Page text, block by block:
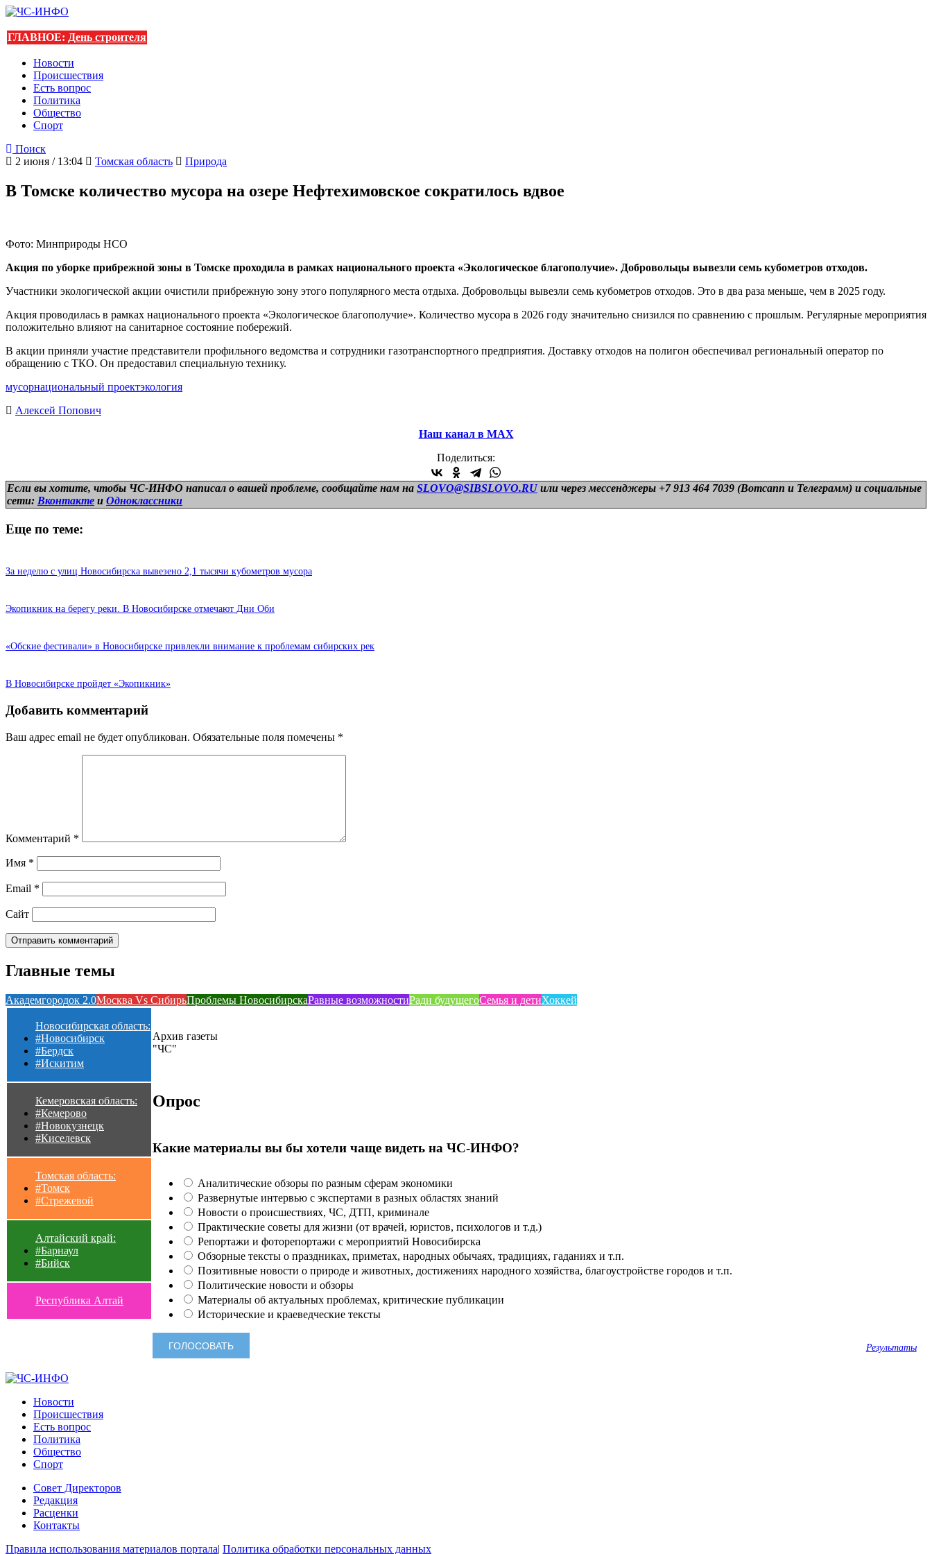
ГЛАВНОЕ: День строителя
Новости
Происшествия
Есть вопрос
Политика
Общество
Спорт
Поиск
2 июня / 13:04
Томская область Природа
В Томске количество мусора на озере Нефтехимовское сократилось вдвое
Фото: Минприроды НСО
Акция по уборке прибрежной зоны в Томске проходила в рамках национального проекта «Экологическое благополучие». Добровольцы вывезли семь кубометров отходов.
Участники экологической акции очистили прибрежную зону этого популярного места отдыха. Добровольцы вывезли семь кубометров отходов. Это в два раза меньше, чем в 2025 году.
Акция проводилась в рамках национального проекта «Экологическое благополучие». Количество мусора в 2026 году значительно снизился по сравнению с прошлым. Регулярные мероприятия
положительно влияют на санитарное состояние побережий.
В акции приняли участие представители профильного ведомства и сотрудники газотранспортного предприятия. Доставку отходов на полигон обеспечивал региональный оператор по
обращению с ТКО. Он предоставил специальную технику.
мусорнациональный проектэкология
Алексей Попович
Наш канал в МАХ
Поделиться:
Если вы хотите, чтобы ЧС-ИНФО написал о вашей проблеме, сообщайте нам на SLOVO@SIBSLOVO.RU или через мессенджеры +7 913 464 7039 (Вотсапп и Телеграмм) и социальные
сети: Вконтакте и Одноклассники
Еще по теме:
За неделю с улиц Новосибирска вывезено 2,1 тысячи кубометров мусора
Экопикник на берегу реки. В Новосибирске отмечают Дни Оби
«Обские фестивали» в Новосибирске привлекли внимание к проблемам сибирских рек
В Новосибирске пройдет «Экопикник»
Добавить комментарий
Ваш адрес email не будет опубликован. Обязательные поля помечены *
Комментарий *
Имя *
Email *
Сайт
Главные темы
Академгородок 2.0Москва Vs СибирьПроблемы НовосибирскаРавные возможностиРади будущегоСемья и детиХоккей
Новосибирская область:
#Новосибирск
#Бердск
#Искитим
Кемеровская область:
#Кемерово
#Новокузнецк
#Киселевск
Томская область:
#Томск
#Стрежевой
Алтайский край:
#Барнаул
#Бийск
Республика Алтай
Архив газеты
"ЧС"
Опрос
Какие материалы вы бы хотели чаще видеть на ЧС-ИНФО?
Аналитические обзоры по разным сферам экономики
Развернутые интервью с экспертами в разных областях знаний
Новости о происшествиях, ЧС, ДТП, криминале
Практические советы для жизни (от врачей, юристов, психологов и т.д.)
Репортажи и фоторепортажи с мероприятий Новосибирска
Обзорные тексты о праздниках, приметах, народных обычаях, традициях, гаданиях и т.п.
Позитивные новости о природе и животных, достижениях народного хозяйства, благоустройстве городов и т.п.
Политические новости и обзоры
Материалы об актуальных проблемах, критические публикации
Исторические и краеведческие тексты
Результаты
Новости
Происшествия
Есть вопрос
Политика
Общество
Спорт
Совет Директоров
Редакция
Расценки
Контакты
Правила использования материалов портала| Политика обработки персональных данных